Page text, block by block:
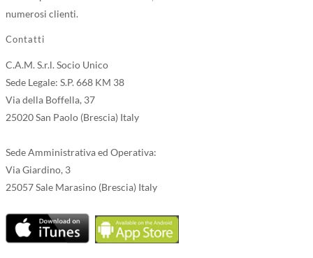
numerosi clienti.
Contatti
C.A.M. S.r.l. Socio Unico
Sede Legale: S.P. 668 KM 38
Via della Boffella, 37
25020 San Paolo (Brescia) Italy
Sede Amministrativa ed Operativa:
Via Giardino, 3
25057 Sale Marasino (Brescia) Italy